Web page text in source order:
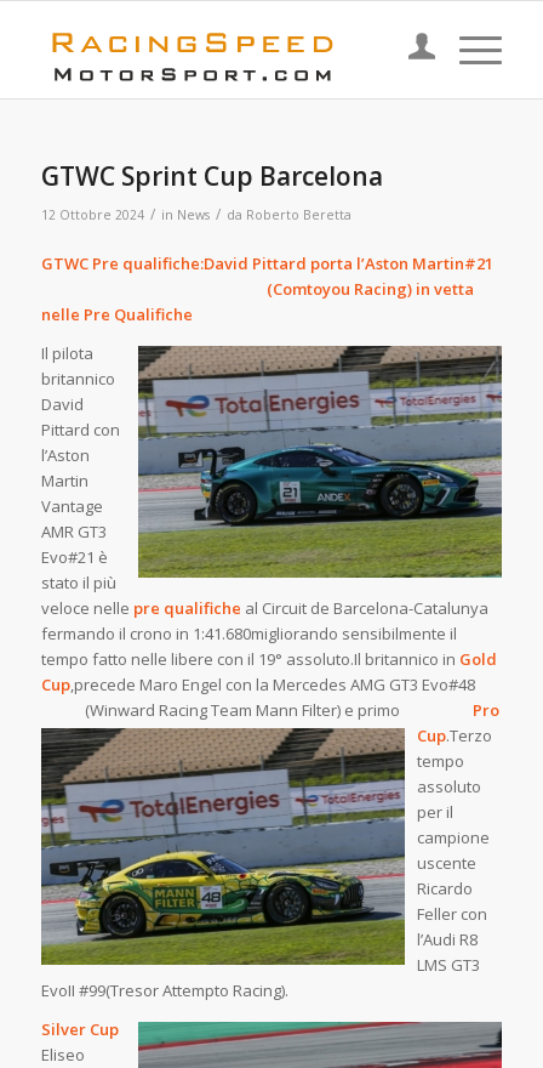
GTWC Sprint Cup Barcelona
12 Ottobre 2024 / in News / da Roberto Beretta
GTWC Pre qualifiche:David Pittard porta l’Aston Martin#21
(Comtoyou Racing) in vetta
nelle Pre Qualifiche
Il pilota
britannico
David
Pittard con
l’Aston
Martin
Vantage
AMR GT3
Evo#21 è
stato il più
veloce nelle pre qualifiche al Circuit de Barcelona-Catalunya
fermando il crono in 1:41.680migliorando sensibilmente il
tempo fatto nelle libere con il 19° assoluto.Il britannico in Gold
Cup,precede Maro Engel con la Mercedes AMG GT3 Evo#48
(Winward Racing Team Mann Filter) e primo
Pro
Cup.Terzo
tempo
assoluto
per il
campione
uscente
Ricardo
Feller con
l’Audi R8
LMS GT3
EvoII #99(Tresor Attempto Racing).
Silver Cup
Eliseo